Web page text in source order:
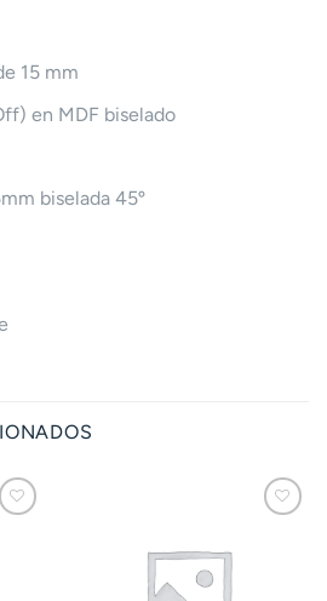
15 mm
en MDF biselado
biselada 45º